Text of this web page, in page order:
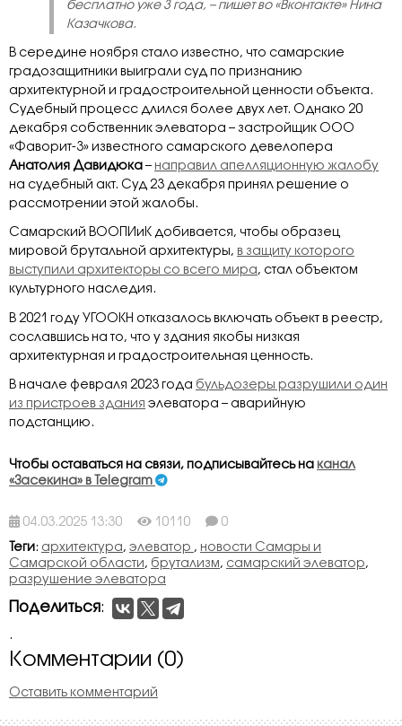
бесплатно уже 3 года, – пишет во «Вконтакте» Нина
Казачкова.
В середине ноября стало известно, что самарские
градозащитники выиграли суд по признанию
архитектурной и градостроительной ценности объекта.
Судебный процесс длился более двух лет. Однако 20
декабря собственник элеватора – застройщик ООО
«Фаворит-3» известного самарского девелопера
Анатолия Давидюка – направил апелляционную жалобу
на судебный акт. Суд 23 декабря принял решение о
рассмотрении этой жалобы.
Самарский ВООПИиК добивается, чтобы образец
мировой брутальной архитектуры, в защиту которого
выступили архитекторы со всего мира , стал объектом
культурного наследия.
В 2021 году УГООКН отказалось включать объект в реестр,
сославшись на то, что у здания якобы низкая
архитектурная и градостроительная ценность.
В начале февраля 2023 года бульдозеры разрушили один
из пристроев здания элеватора – аварийную
подстанцию.
Чтобы оставаться на связи, подписывайтесь на канал
«Засекина» в Telegram
04.03.2025 13:30 10110 0
Теги: архитектура, элеватор , новости Самары и
Самарской области, брутализм, самарский элеватор,
разрушение элеватора
Поделиться:
.
Комментарии (0)
Оставить комментарий